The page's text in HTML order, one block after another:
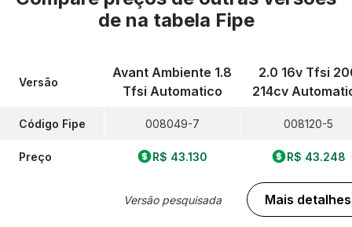
de na tabela Fipe
Versão
Código Fipe
Preço
Avant Ambiente 1.8
Tfsi Automatico
008049-7
R$ 43.130
Versão pesquisada
2.0 16v Tfsi
214cv
008120-5
R$ 43.248
Mais detalhes